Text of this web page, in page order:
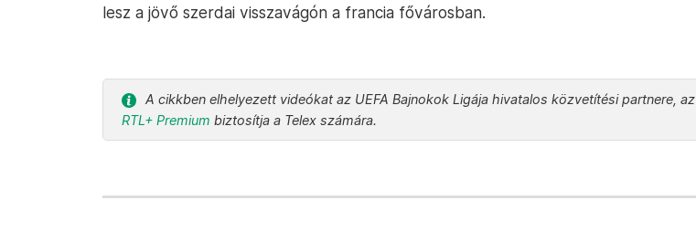
lesz a jövő szerdai visszavágón a francia fővárosban.
A cikkben elhelyezett videókat az UEFA Bajnokok Ligája hivatalos közvetítési partnere, az
RTL+ Premium biztosítja a Telex számára.